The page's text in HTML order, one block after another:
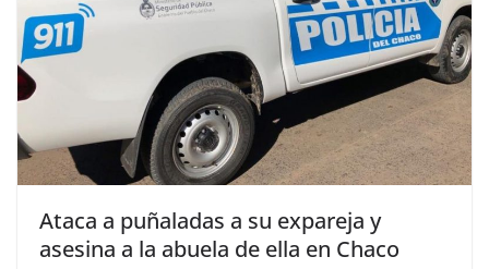
Ataca a puñaladas a su expareja y
asesina a la abuela de ella en Chaco